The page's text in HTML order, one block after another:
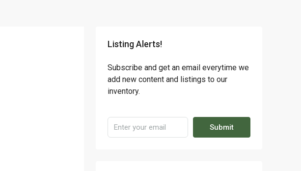
Listing Alerts!
Subscribe and get an email everytime we
add new content and listings to our
inventory.
Submit